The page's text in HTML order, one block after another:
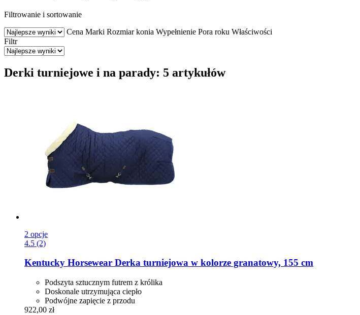
Filtrowanie i sortowanie
Cena Marki Rozmiar konia Wypełnienie Pora roku Właściwości
Filtr
Derki turniejowe i na parady: 5 artykułów
2 opcje
4.5 (2)
Kentucky Horsewear Derka turniejowa w kolorze granatowy, 155 cm
Podszyta sztucznym futrem z królika
Doskonale utrzymująca ciepło
Podwójne zapięcie z przodu
922,00 zł